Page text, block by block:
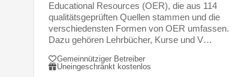
s
ä
t
z
e
u
Educational Resources (OER), die aus 114
qualitätsgeprüften Quellen stammen und die
verschiedensten Formen von OER umfassen.
Dazu gehören Lehrbücher, Kurse und V…
Gemeinnütziger Betreiber
Uneingeschränkt kostenlos